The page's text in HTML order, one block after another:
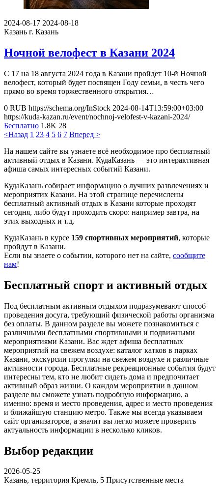
2024-08-17 2024-08-18
Казань г. Казань
Ночной велофест в Казани 2024
С 17 на 18 августа 2024 года в Казани пройдет 10-й Ночной
велофест, который будет посвящен Году семьи, в честь чего
прямо во время торжественного открытия…
0 RUB https://schema.org/InStock 2024-08-14T13:59:00+03:00
https://kuda-kazan.ru/event/nochnoj-velofest-v-kazani-2024/
Бесплатно 1.8K 28
<Назад 1 23 4 5 6 7 Вперед >
На нашем сайте вы узнаете всё необходимое про бесплатный
активный отдых в Казани. КудаКазань — это интерактивная
афиша самых интересных событий Казани.
КудаКазань собирает информацию о лучших развлечениях и
мероприятих Казани. На этой странице перечислены
бесплатный активный отдых в Казани которые проходят
сегодня, либо будут проходить скоро: например завтра, на
этих выходных и т.д.
КудаКазань в курсе 159 спортивных мероприятий, которые
пройдут в Казани.
Если вы знаете о событии, которого нет на сайте, сообщите
нам!
Бесплатный спорт и активный отдых
Под бесплатным активным отдыхом подразумевают способ
проведения досуга, требующий физической работы организма
без оплаты. В данном разделе вы можете познакомиться с
различными бесплатными спортивными и подвижными
мероприятиями Казани. Вас ждет афиша бесплатных
мероприятий на свежем воздухе: каталог катков в парках
Казани, экскурсии прогулки на свежем воздухе и различные
активности города. Бесплатные рекреационные события будут
интересны тем, кто не любит сидеть дома и предпочитает
активный образ жизни. О каждом мероприятии в данном
разделе вы сможете узнать подробную информацию, а
именно: время и место проведения, адрес и место проведения
и ближайшую станцию метро. Также мы всегда указываем
сайт организаторов, а значит вы легко можете проверить
актуальность информации в несколько кликов.
Выбор редакции
2026-05-25
Казань, территория Кремль, 5 Присутственные места